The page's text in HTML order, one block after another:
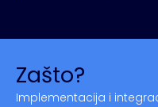
Zašto?
Implementacija i